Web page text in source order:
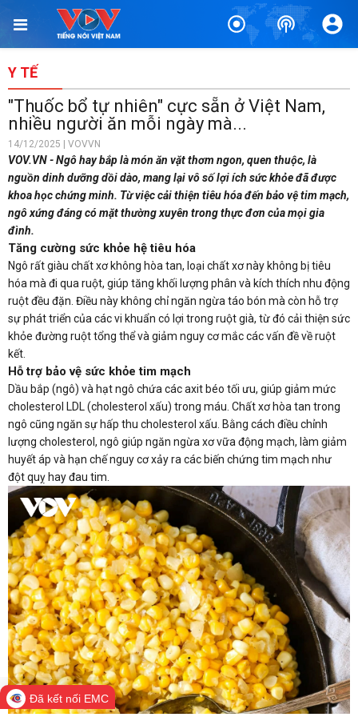
Y TẾ
"Thuốc bổ tự nhiên" cực sẵn ở Việt Nam,
nhiều người ăn mỗi ngày mà...
14/12/2025 | VOVVN
VOV.VN - Ngô hay bắp là món ăn vặt thơm ngon, quen thuộc, là
nguồn dinh dưỡng dồi dào, mang lại vô số lợi ích sức khỏe đã được
khoa học chứng minh. Từ việc cải thiện tiêu hóa đến bảo vệ tim mạch,
ngô xứng đáng có mặt thường xuyên trong thực đơn của mọi gia
đình.
Tăng cường sức khỏe hệ tiêu hóa
Ngô rất giàu chất xơ không hòa tan, loại chất xơ này không bị tiêu
hóa mà đi qua ruột, giúp tăng khối lượng phân và kích thích nhu động
ruột đều đặn. Điều này không chỉ ngăn ngừa táo bón mà còn hỗ trợ
sự phát triển của các vi khuẩn có lợi trong ruột già, từ đó cải thiện sức
khỏe đường ruột tổng thể và giảm nguy cơ mắc các vấn đề về ruột
kết.
Hỗ trợ bảo vệ sức khỏe tim mạch
Dầu bắp (ngô) và hạt ngô chứa các axit béo tối ưu, giúp giảm mức
cholesterol LDL (cholesterol xấu) trong máu. Chất xơ hòa tan trong
ngô cũng ngăn sự hấp thu cholesterol xấu. Bằng cách điều chỉnh
lượng cholesterol, ngô giúp ngăn ngừa xơ vữa động mạch, làm giảm
huyết áp và hạn chế nguy cơ xảy ra các biến chứng tim mạch như
đột quỵ hay đau tim.
Đã kết nối EMC